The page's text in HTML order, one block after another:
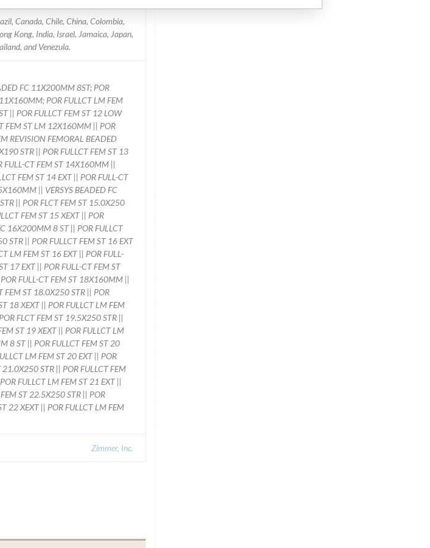
Canada, Chile, China, Colombia,
Kong, India, Israel, Jamaica, Japan,
and Venezula.
FC 11X200MM 8ST; POR
POR FULLCT LM FEM
|| POR FULLCT FEM ST 12 LOW
FEM ST LM 12X160MM || POR
REVISION FEMORAL BEADED
STR || POR FULLCT FEM ST 13
FULL-CT FEM ST 14X160MM ||
FEM ST 14 EXT || POR FULL-CT
|| VERSYS BEADED FC
|| POR FLCT FEM ST 15.0X250
FEM ST 15 XEXT || POR
16X200MM 8 ST || POR FULLCT
STR || POR FULLCT FEM ST 16 EXT
LM FEM ST 16 EXT || POR FULL-
17 EXT || POR FULL-CT FEM ST
FULL-CT FEM ST 18X160MM ||
FEM ST 18.0X250 STR || POR
18 XEXT || POR FULLCT LM FEM
FLCT FEM ST 19.5X250 STR ||
ST 19 XEXT || POR FULLCT LM
8 ST || POR FULLCT FEM ST 20
LM FEM ST 20 EXT || POR
STR || POR FULLCT FEM
FULLCT LM FEM ST 21 EXT ||
ST 22.5X250 STR || POR
22 XEXT || POR FULLCT LM FEM
Zimmer, Inc.